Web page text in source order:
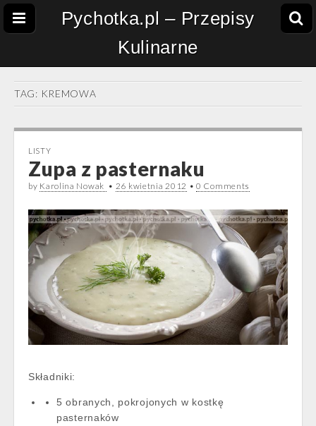
Pychotka.pl – Przepisy
Kulinarne
TAG: KREMOWA
LISTY
Zupa z pasternaku
by Karolina Nowak • 26 kwietnia 2012 •0 Comments
Składniki:
5 obranych, pokrojonych w kostkę
pasternaków